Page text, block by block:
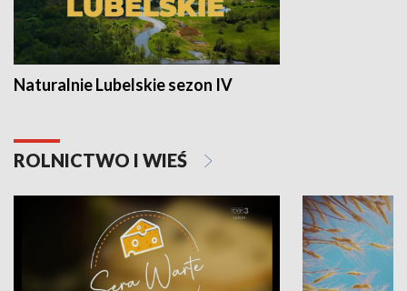
Naturalnie Lubelskie sezon IV
ROLNICTWO I WIEŚ